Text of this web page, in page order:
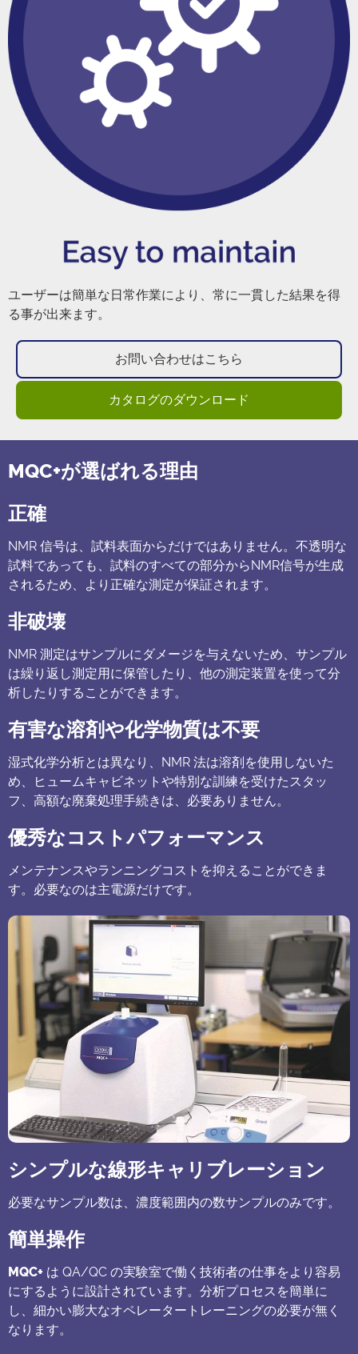
ユーザーは簡単な日常作業により、常に一貫した結果を得
る事が出来ます。
お問い合わせはこちら
カタログのダウンロード
MQC+が選ばれる理由
正確
NMR 信号は、試料表面からだけではありません。不透明な
試料であっても、試料のすべての部分からNMR信号が生成
されるため、より正確な測定が保証されます。
非破壊
NMR 測定はサンプルにダメージを与えないため、サンプル
は繰り返し測定用に保管したり、他の測定装置を使って分
析したりすることができます。
有害な溶剤や化学物質は不要
湿式化学分析とは異なり、NMR 法は溶剤を使用しないた
め、ヒュームキャビネットや特別な訓練を受けたスタッ
フ、高額な廃棄処理手続きは、必要ありません。
優秀なコストパフォーマンス
メンテナンスやランニングコストを抑えることができま
す。必要なのは主電源だけです。
シンプルな線形キャリブレーション
必要なサンプル数は、濃度範囲内の数サンプルのみです。
簡単操作
MQC+ は QA/QC の実験室で働く技術者の仕事をより容易
にするように設計されています。分析プロセスを簡単に
し、細かい膨大なオペレータートレーニングの必要が無く
なります。